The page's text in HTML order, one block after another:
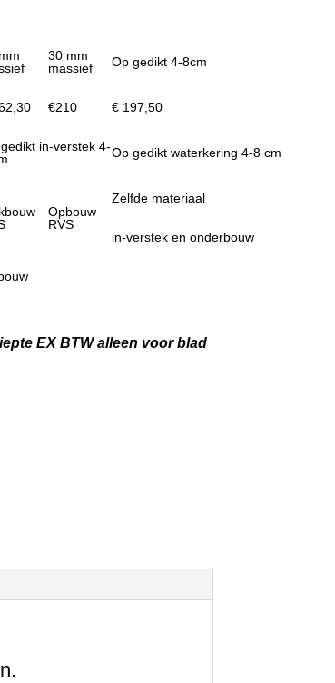
30 mm
massief
Op gedikt 4-8cm
€210 € 197,50
in-verstek 4-Op gedikt waterkering 4-8 cm
Opbouw
RVS
Zelfde materiaal
in-verstek en onderbouw
EX BTW alleen voor blad